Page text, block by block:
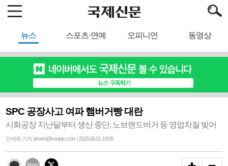
뉴스 스포츠·연예 오피니언 동영상
SPC 공장사고 여파 햄버거빵 대란
시화공장 지난달부터 생산 중단, 노브랜드버거 등 영업차질 빚어
안세희 기자 ahnsh@kookje.co.kr | 2025.06.01 19:08